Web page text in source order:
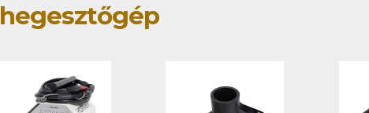
hegesztőgép